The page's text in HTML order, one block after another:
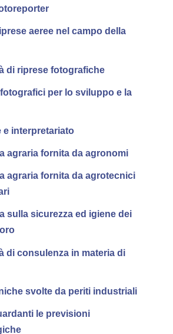
aeree nel campo della
di riprese fotografiche
per lo sviluppo e la
e interpretariato
agraria fornita da agronomi
agraria fornita da agrotecnici
sulla sicurezza ed igiene dei
di consulenza in materia di
svolte da periti industriali
le previsioni